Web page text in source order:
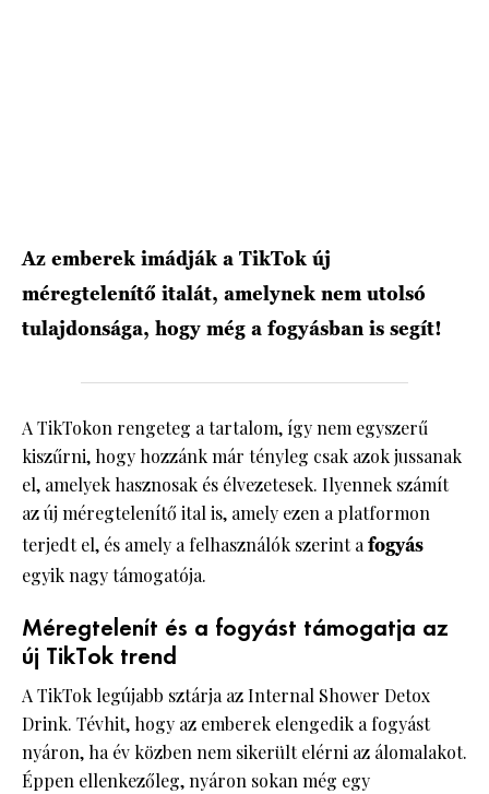
Az emberek imádják a TikTok új
méregtelenítő italát, amelynek nem utolsó
tulajdonsága, hogy még a fogyásban is segít!
A TikTokon rengeteg a tartalom, így nem egyszerű
kiszűrni, hogy hozzánk már tényleg csak azok jussanak
el, amelyek hasznosak és élvezetesek. Ilyennek számít
az új méregtelenítő ital is, amely ezen a platformon
terjedt el, és amely a felhasználók szerint afogyás
egyik nagy támogatója.
Méregtelenít és a fogyást támogatja az
új TikTok trend
A TikTok legújabb sztárja az Internal Shower Detox
Drink. Tévhit, hogy az emberek elengedik a fogyást
nyáron, ha év közben nem sikerült elérni az álomalakot.
Éppen ellenkezőleg, nyáron sokan még egy